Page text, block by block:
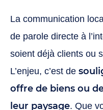
La communication
de parole directe à
soient déjà clients ou
L’enjeu, c’est de
offre de biens ou
leur paysage. Que